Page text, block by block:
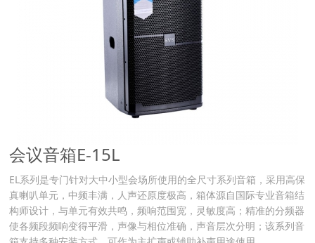
会议音箱E-15L
EL系列是专门针对大中小型会场所使用的全尺寸系列音箱，采用高保
真喇叭单元，中频丰满，人声还原度极高，箱体源自国际专业音箱结
构师设计，与单元有效共鸣，频响范围宽，灵敏度高；精准的分频器
使各频段频响变得平滑，声像与相位准确，声音层次分明；该系列音